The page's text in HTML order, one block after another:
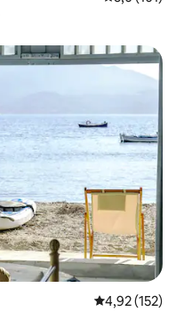
Calificación
4,92 (152)